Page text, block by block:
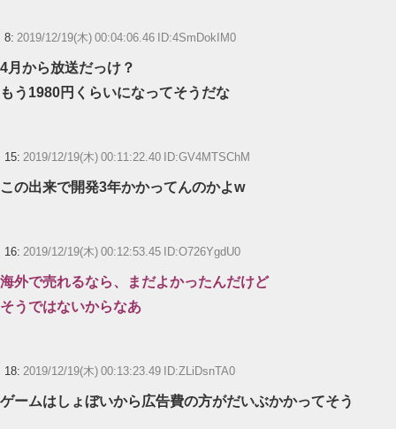
8: 2019/12/19(木) 00:04:06.46 ID:4SmDokIM0
4月から放送だっけ？
もう1980円くらいになってそうだな
15: 2019/12/19(木) 00:11:22.40 ID:GV4MTSChM
この出来で開発3年かかってんのかよw
16: 2019/12/19(木) 00:12:53.45 ID:O726YgdU0
海外で売れるなら、まだよかったんだけど
そうではないからなあ
18: 2019/12/19(木) 00:13:23.49 ID:ZLiDsnTA0
ゲームはしょぼいから広告費の方がだいぶかかってそう